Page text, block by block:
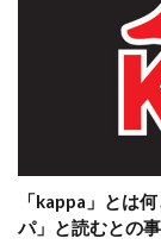
「kappa」とは
パ」と読むとの事